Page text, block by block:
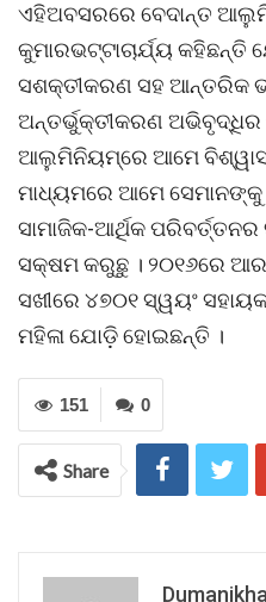
ଏହିଅବସରରେ ବେଦାନ୍ତ
କୁମାରଭଟ୍ଟାଚାର୍ଯ୍ୟ କହିଛନ୍ତି
ସଶକ୍ତୀକରଣ ସହ ଆନ୍ତରିକ
ଅନ୍ତର୍ଭୁକ୍ତୀକରଣ
ଆଲୁମିନିୟମ୍‌ରେ ଆମେ ବିଶ୍ୱାସ
ମାଧ୍ୟମରେ ଆମେ
ସାମାଜିକ-ଆର୍ଥିକ ପରିବର୍ତ୍ତନର
ସକ୍ଷମ କରୁଛୁ । ୨୦୧୬ରେ
ସଖୀରେ ୪୭୦୧ ସ୍ୱୟଂ
ମହିଳା ଯୋଡ଼ି ହୋଇଛନ୍ତି ।
0
151
Share